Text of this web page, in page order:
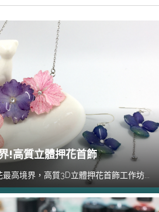
!高質立體押花首飾
高境界，高質3D立體押花首飾工作坊...